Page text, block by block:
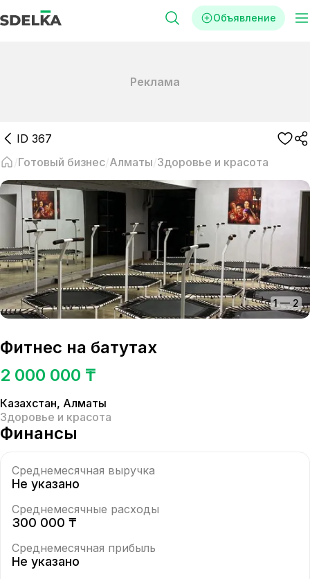
Объявление
Реклама
ID 367
Готовый бизнес Алматы Здоровье и красота
1— 2
Фитнес на батутах
2 000 000 ₸
Казахстан, Алматы
Здоровье и красота
Финансы
Среднемесячная выручка
Не указано
Среднемесячные расходы
300 000 ₸
Среднемесячная прибыль
Не указано